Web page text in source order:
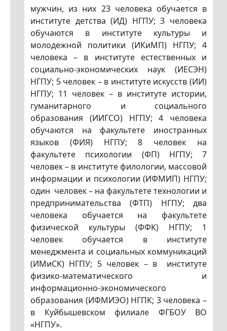
мужчин, из них 23 человека обучается в
институте детства (ИД) НГПУ; 3 человека
обучаются в институте культуры и
молодежной политики (ИКиМП) НГПУ; 4
человека – в институте естественных и
социально-экономических наук (ИЕСЭН)
НГПУ; 5 человек – в институте искусств (ИИ)
НГПУ; 11 человек – в институте истории,
гуманитарного и социального
образования (ИИГСО) НГПУ; 4 человека
обучаются на факультете иностранных
языков (ФИЯ) НГПУ; 8 человек на
факультете психологии (ФП) НГПУ; 7
человек – в институте филологии, массовой
информации и психологии (ИФМИП) НГПУ;
один человек – на факультете технологии и
предпринимательства (ФТП) НГПУ; два
человека обучается на факультете
физической культуры (ФФК) НГПУ; 1
человек обучается в институте
менеджмента и социальных коммуникаций
(ИМиСК) НГПУ; 5 человек – в институте
физико-математического и
информационно-экономического
образования (ИФМИЭО) НГПК; 3 человека –
в Куйбышевском филиале ФГБОУ ВО
«НГПУ».